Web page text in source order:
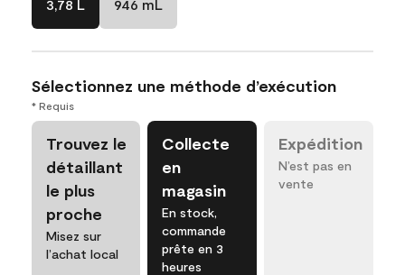
3,78 L 946 mL
Sélectionnez une méthode d’exécution
* Requis
Trouvez le
détaillant
le plus
proche
Misez sur
l’achat local
Collecte
en
magasin
En stock,
commande
prête en 3
heures
Expédition
N’est pas en
vente